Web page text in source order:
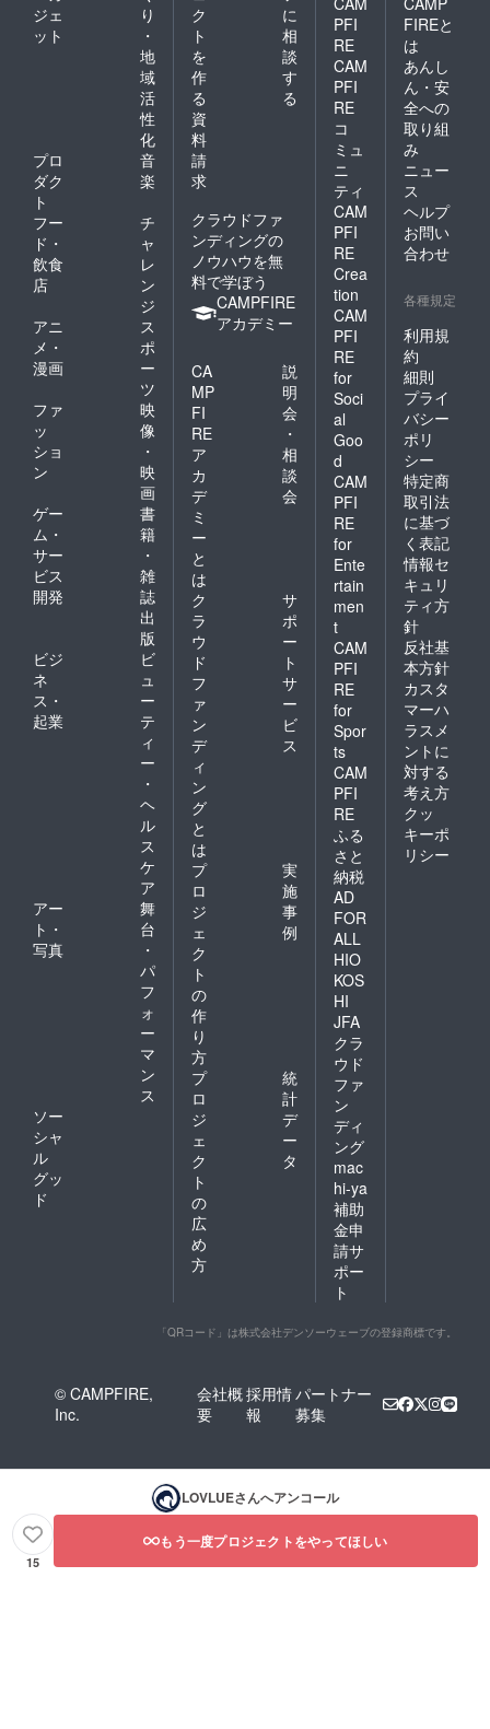
ジェ
ット
り
・
地
域
活
性
化
プロ
ダク
ト
音
楽
フー
ド・
飲食
店
チ
ャ
レ
ン
ジ
アニ
メ・
漫画
ス
ポ
ー
ツ
ファ
ッ
ショ
ン
映
像
・
映
画
ゲー
ム・
サー
ビス
開発
書
籍
・
雑
誌
出
版
ビジ
ネ
ス・
起業
ビ
ュ
ー
テ
ィ
ー
・
ヘ
ル
ス
ケ
ア
アー
ト・
写真
舞
台
・
パ
フ
ォ
ー
マ
ン
ス
ソー
シャ
ル
グッ
ド
ク
ト
を
作
る
に
相
談
す
る
資
料
請
求
クラウドファ
ンディングの
ノウハウを無
料で学ぼう
CAMPFIRE
アカデミー
CA
MP
FI
RE
ア
カ
デ
ミ
ー
と
は
説
明
会
・
相
談
会
ク
ラ
ウ
ド
フ
ァ
ン
デ
ィ
ン
グ
と
は
サ
ポ
ー
ト
サ
ー
ビ
ス
プ
ロ
ジ
ェ
ク
ト
の
作
り
方
実
施
事
例
プ
ロ
ジ
ェ
ク
ト
の
広
め
方
統
計
デ
ー
タ
PFI
RE
CAM
PFI
RE
コ
ミュ
ニ
ティ
CAM
PFI
RE
Crea
tion
CAM
PFI
RE
for
Soci
al
Goo
d
CAM
PFI
RE
for
Ente
rtain
men
t
CAM
PFI
RE
for
Spor
ts
CAM
PFI
RE
ふる
さと
納税
AD
FOR
ALL
HIO
KOS
HI
JFA
クラ
ウド
ファ
ン
ディ
ング
mac
hi-ya
補助
金申
請サ
ポー
ト
FIREと
は
あんし
ん・安
全への
取り組
み
ニュー
ス
ヘルプ
お問い
合わせ
各種規定
利用規
約
細則
プライ
バシー
ポリ
シー
特定商
取引法
に基づ
く表記
情報セ
キュリ
ティ方
針
反社基
本方針
カスタ
マーハ
ラスメ
ントに
対する
考え方
クッ
キーポ
リシー
「QRコード」は株式会社デンソーウェーブの登録商標です。
© CAMPFIRE,
Inc.
会社概
要
採用情
報
パートナー
募集
LOVLUEさんへアンコール
15
もう一度プロジェクトをやってほしい